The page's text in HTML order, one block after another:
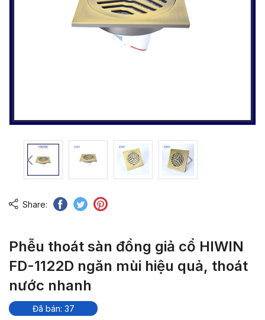
Share:
Phễu thoát sàn đồng giả cổ HIWIN
FD-1122D ngăn mùi hiệu quả, thoát
nước nhanh
Đã bán: 37